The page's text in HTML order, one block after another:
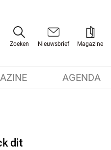
Zoeken Nieuwsbrief Magazine
AGENDA
dit